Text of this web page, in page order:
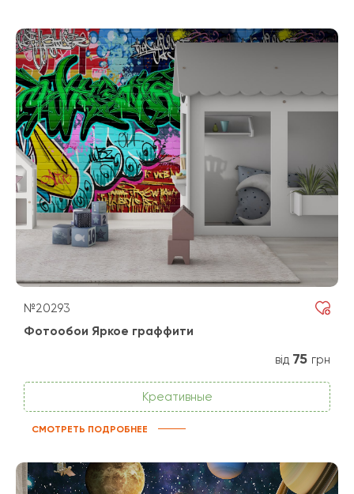
№20293
Фотообои Яркое граффити
від 75 грн
Креативные
СМОТРЕТЬ ПОДРОБНЕЕ